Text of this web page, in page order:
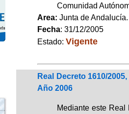
Comunidad
Area: Junta de
Fecha: 31/12/2005
Estado: Vigente
Real Decreto 1610/
Año 2006
Mediante este